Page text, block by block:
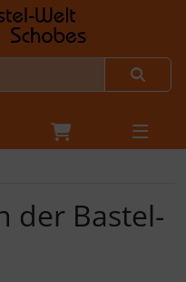
der Bastel-